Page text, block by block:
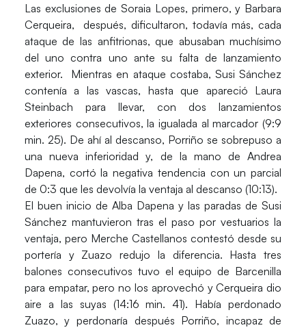
Las exclusiones deSoraia Lopes, primero, y Barbara
Cerqueira, después, dificultaron, todavía más, cada
ataque de las anfitrionas, que abusaban muchísimo
del uno contra uno ante su falta de lanzamiento
exterior. Mientras en ataque costaba, Susi Sánchez
contenía a las vascas, hasta que apareció Laura
Steinbach para llevar, con dos lanzamientos
exteriores consecutivos, la igualada al marcador (9:9
min. 25). De ahí al descanso, Porriño se sobrepuso a
una nueva inferioridad y, de la mano deAndrea
Dapena, cortó la negativa tendencia con un parcial
de 0:3 que les devolvía la ventaja al descanso (10:13).
El buen inicio de Alba Dapenay las paradas de Susi
Sánchez mantuvieron tras el paso por vestuarios la
ventaja, pero Merche Castellanos contestó desde su
portería y Zuazo redujo la diferencia. Hasta tres
balones consecutivos tuvo el equipo de Barcenilla
para empatar, pero no los aprovechó yCerqueira dio
aire a las suyas (14:16 min. 41). Había perdonado
Zuazo, y perdonaría después Porriño, incapaz de